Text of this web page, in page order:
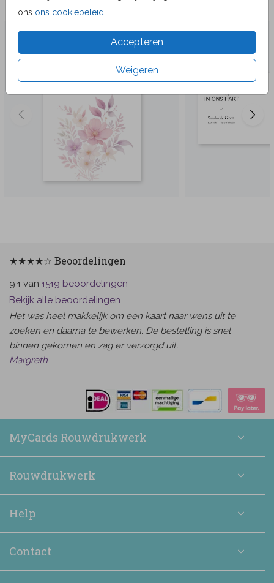
ons ons cookiebeleid
Accepteren
Weigeren
Veel gekozen producten
★★★★☆ Beoordelingen
9.1 van 1519 beoordelingen
Bekijk alle beoordelingen
Het was heel makkelijk om een kaart naar wens uit te
zoeken en daarna te bewerken. De bestelling is snel
binnen gekomen en zag er verzorgd uit.
Margreth
MyCards Rouwdrukwerk
Rouwdrukwerk
Help
Contact